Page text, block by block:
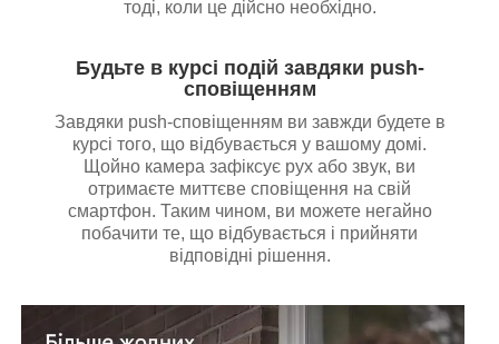
тоді, коли це дійсно необхідно.
Будьте в курсі подій завдяки push-
сповіщенням
Завдяки push-сповіщенням ви завжди будете в
курсі того, що відбувається у вашому домі.
Щойно камера зафіксує рух або звук, ви
отримаєте миттєве сповіщення на свій
смартфон. Таким чином, ви можете негайно
побачити те, що відбувається і прийняти
відповідні рішення.